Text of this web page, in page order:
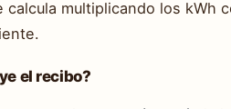
multiplicando los kWh
el recibo?